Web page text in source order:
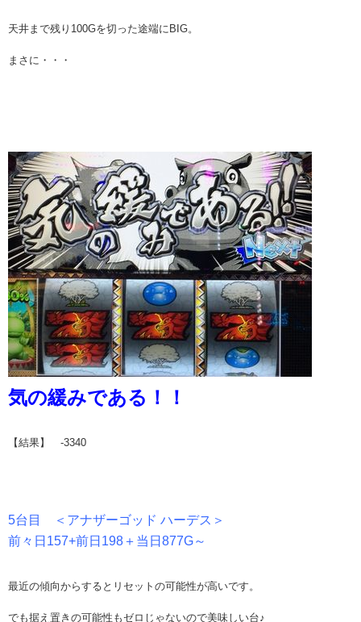
天井まで残り100Gを切った途端にBIG。
まさに・・・
気の緩みである！！
【結果】 -3340
5台目 ＜アナザーゴッド ハーデス＞
前々日157+前日198＋当日877G～
最近の傾向からするとリセットの可能性が高いです。
でも据え置きの可能性もゼロじゃないので美味しい台♪